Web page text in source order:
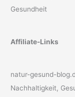
Gesundheit
Affiliate-Links
natur-gesund-
Nachhaltigkeit,